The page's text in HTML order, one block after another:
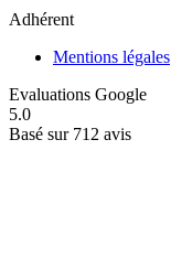
Adhérent
Mentions légales
Evaluations Google
5.0
Basé sur 712 avis